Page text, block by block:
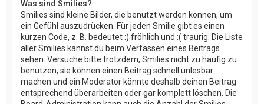
Was sind Smilies?
Smilies sind kleine Bilder, die benutzt werden können, um
ein Gefühl auszudrücken. Für jeden Smilie gibt es einen
kurzen Code, z. B. bedeutet :) fröhlich und :( traurig. Die Liste
aller Smilies kannst du beim Verfassen eines Beitrags
sehen. Versuche bitte trotzdem, Smilies nicht zu häufig zu
benutzen, sie können einen Beitrag schnell unlesbar
machen und ein Moderator könnte deshalb deinen Beitrag
entsprechend überarbeiten oder gar komplett löschen. Die